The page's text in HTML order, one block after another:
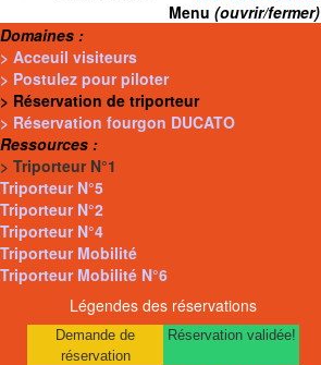
Menu (ouvrir/fermer)
Domaines :
> Acceuil visiteurs
> Postulez pour piloter
> Réservation de triporteur
> Réservation fourgon DUCATO
Ressources :
> Triporteur N°1
Triporteur N°5
Triporteur N°2
Triporteur N°4
Triporteur Mobilité
Triporteur Mobilité N°6
Légendes des réservations
Demande de
réservation
Réservation validée!